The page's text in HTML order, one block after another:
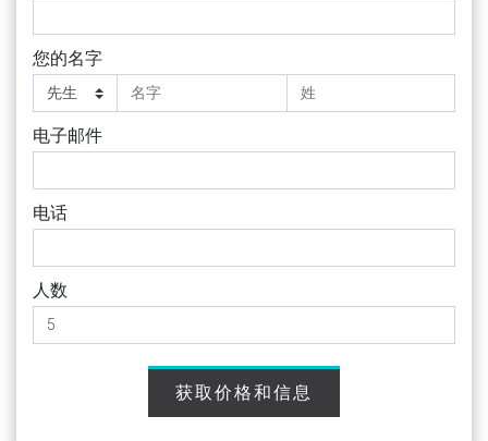
您的名字
电子邮件
电话
人数
获取价格和信息